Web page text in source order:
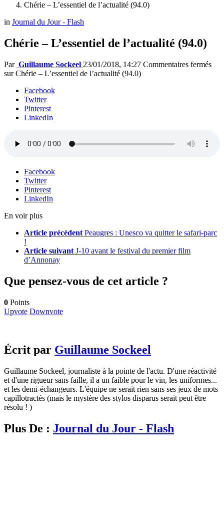
Chérie – L’essentiel de l’actualité (94.0)
in Journal du Jour - Flash
Chérie – L’essentiel de l’actualité (94.0)
Par Guillaume Sockeel 23/01/2018, 14:27 Commentaires fermés
sur Chérie – L’essentiel de l’actualité (94.0)
Facebook
Twitter
Pinterest
LinkedIn
Facebook
Twitter
Pinterest
LinkedIn
En voir plus
Article précédent Peaugres : Unesco va quitter le safari-parc
!
Article suivant J-10 avant le festival du premier film
d’Annonay
Que pensez-vous de cet article ?
0 Points
Upvote Downvote
Écrit par Guillaume Sockeel
Guillaume Sockeel, journaliste à la pointe de l'actu. D'une réactivité
et d'une rigueur sans faille, il a un faible pour le vin, les uniformes...
et les demi-échangeurs. L'équipe ne serait rien sans ses jeux de mots
capillotractés (mais le mystère des stylos disparus serait peut être
résolu ! )
Plus De : Journal du Jour - Flash